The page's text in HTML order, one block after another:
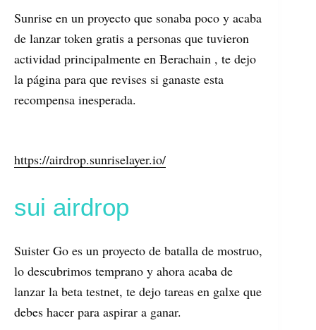
Sunrise en un proyecto que sonaba poco y acaba
de lanzar token gratis a personas que tuvieron
actividad principalmente en Berachain , te dejo
la página para que revises si ganaste esta
recompensa inesperada.
https://airdrop.sunriselayer.io/
sui airdrop
Suister Go es un proyecto de batalla de mostruo,
lo descubrimos temprano y ahora acaba de
lanzar la beta testnet, te dejo tareas en galxe que
debes hacer para aspirar a ganar.